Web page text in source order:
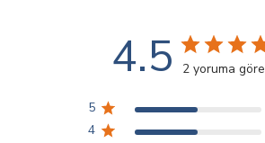
4.5 2 yoruma göre
5
4